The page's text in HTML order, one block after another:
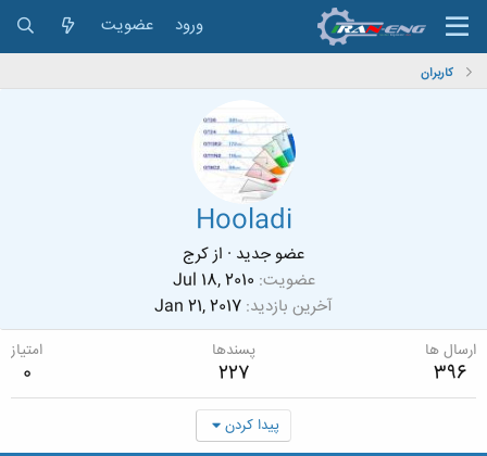
ورود عضویت
کاربران
Hooladi
عضو جدید · ازکرج
عضویت Jul 18, 2010
آخرین بازدید Jan 21, 2017
ارسال ها
396
پسندها
227
امتیاز
0
پیدا کردن